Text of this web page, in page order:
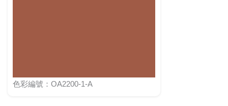
色彩編號：OA2200-1-A